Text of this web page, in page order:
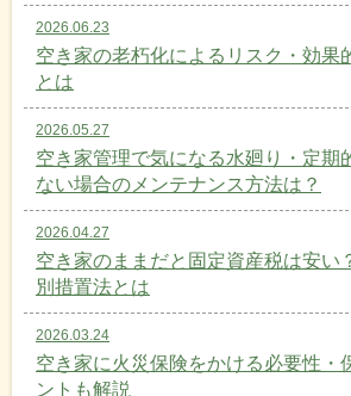
2026.06.23
空き家の老朽化によるリスク・効果
とは
2026.05.27
空き家管理で気になる水廻り・定期
ない場合のメンテナンス方法は？
2026.04.27
空き家のままだと固定資産税は安い
別措置法とは
2026.03.24
空き家に火災保険をかける必要性・
ントも解説